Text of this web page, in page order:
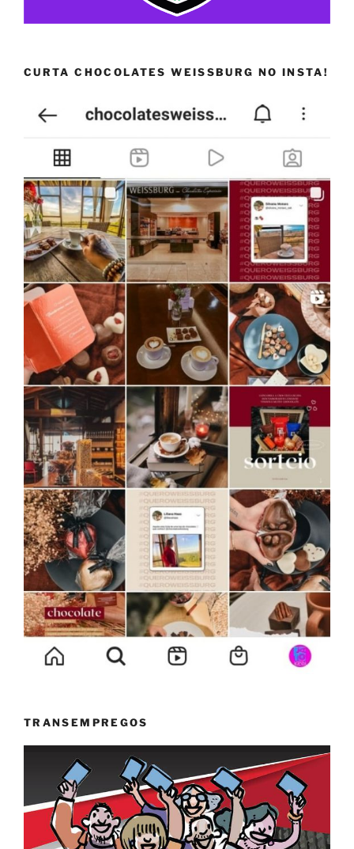
CURTA CHOCOLATES WEISSBURG NO INSTA!
TRANSEMPREGOS